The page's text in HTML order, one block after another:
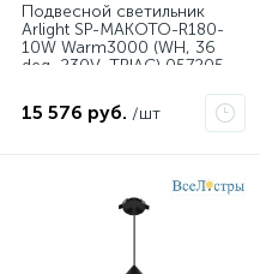
Подвесной светильник
Arlight SP-MAKOTO-R180-
10W Warm3000 (WH, 36
deg, 230V, TRIAC) 057205
15 576 руб. /шт